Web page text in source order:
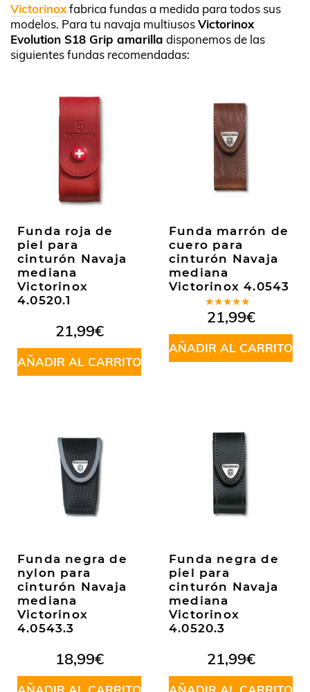
Victorinoxfabrica fundas a medida para todos sus
modelos. Para tu navaja multiusosVictorinox
Evolution S18 Grip amarilla disponemos de las
siguientes fundas recomendadas:
Funda roja de
piel para
cinturón Navaja
mediana
Victorinox
4.0520.1
21,99€
AÑADIR AL CARRITO
Funda marrón de
cuero para
cinturón Navaja
mediana
Victorinox 4.0543
Valorado
en4.50
de 5
21,99€
AÑADIR AL CARRITO
Funda negra de
nylon para
cinturón Navaja
mediana
Victorinox
4.0543.3
18,99€
Funda negra de
piel para
cinturón Navaja
mediana
Victorinox
4.0520.3
21,99€